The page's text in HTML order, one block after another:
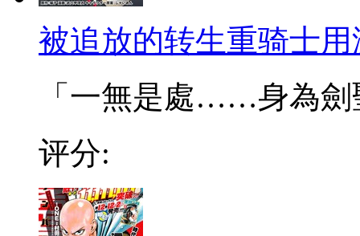
被追放的转生重骑士
「一無是處……身為劍
评分: